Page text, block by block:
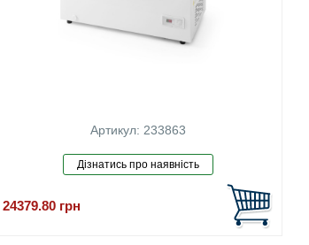
Артикул: 233863
24379.80 грн